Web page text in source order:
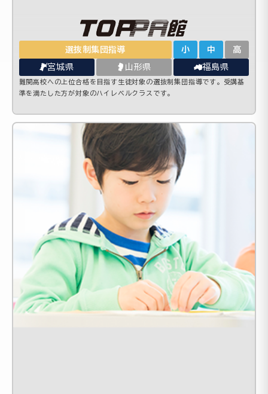
選抜制集団指導 小 中 高
宮城県 山形県 福島県
難関高校への上位合格を目指す生徒対象の選抜制集団指導です。受講基
準を満たした方が対象のハイレベルクラスです。